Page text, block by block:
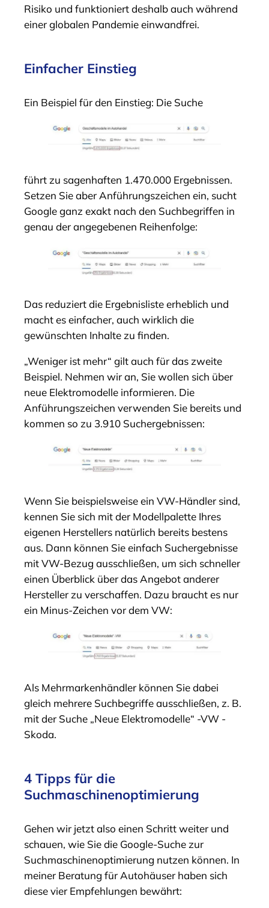
Risiko und funktioniert deshalb auch während
einer globalen Pandemie einwandfrei.
Einfacher Einstieg
Ein Beispiel für den Einstieg: Die Suche
führt zu sagenhaften 1.470.000 Ergebnissen.
Setzen Sie aber Anführungszeichen ein, sucht
Google ganz exakt nach den Suchbegriffen in
genau der angegebenen Reihenfolge:
Das reduziert die Ergebnisliste erheblich und
macht es einfacher, auch wirklich die
gewünschten Inhalte zu finden.
„Weniger ist mehr“ gilt auch für das zweite
Beispiel. Nehmen wir an, Sie wollen sich über
neue Elektromodelle informieren. Die
Anführungszeichen verwenden Sie bereits und
kommen so zu 3.910 Suchergebnissen:
Wenn Sie beispielsweise ein VW-Händler sind,
kennen Sie sich mit der Modellpalette Ihres
eigenen Herstellers natürlich bereits bestens
aus. Dann können Sie einfach Suchergebnisse
mit VW-Bezug ausschließen, um sich schneller
einen Überblick über das Angebot anderer
Hersteller zu verschaffen. Dazu braucht es nur
ein Minus-Zeichen vor dem VW:
Als Mehrmarkenhändler können Sie dabei
gleich mehrere Suchbegriffe ausschließen, z. B.
mit der Suche „Neue Elektromodelle“ -VW -
Skoda.
4 Tipps für die
Suchmaschinenoptimierung
Gehen wir jetzt also einen Schritt weiter und
schauen, wie Sie die Google-Suche zur
Suchmaschinenoptimierung nutzen können. In
meiner Beratung für Autohäuser haben sich
diese vier Empfehlungen bewährt: